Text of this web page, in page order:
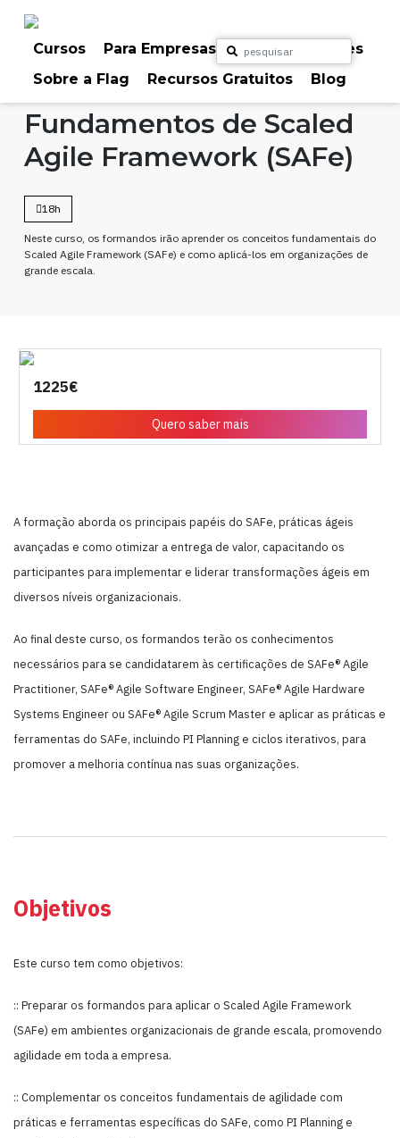
Cursos Para Empresas
Para Particulares
Sobre a Flag
Recursos Gratuitos Blog
Home Cursos Gestão de Projetos
Fundamentos de Scaled
Agile Framework (SAFe)
18h
Neste curso, os formandos irão aprender os conceitos fundamentais do
Scaled Agile Framework (SAFe) e como aplicá-los em organizações de
grande escala.
A formação aborda os principais papéis do SAFe, práticas ágeis
avançadas e como otimizar a entrega de valor, capacitando os
participantes para implementar e liderar transformações ágeis em
diversos níveis organizacionais.
Ao final deste curso, os formandos terão os conhecimentos
necessários para se candidatarem às certificações de SAFe® Agile
Practitioner, SAFe® Agile Software Engineer, SAFe® Agile Hardware
Systems Engineer ou SAFe® Agile Scrum Master e aplicar as práticas e
ferramentas do SAFe, incluindo PI Planning e ciclos iterativos, para
promover a melhoria contínua nas suas organizações.
Objetivos
Este curso tem como objetivos:
:: Preparar os formandos para aplicar o Scaled Agile Framework
(SAFe) em ambientes organizacionais de grande escala, promovendo
agilidade em toda a empresa.
:: Complementar os conceitos fundamentais de agilidade com
práticas e ferramentas específicas do SAFe, como PI Planning e
1225€
Quero saber mais